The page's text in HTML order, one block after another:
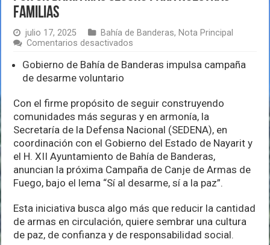
familias
julio 17, 2025 Bahía de Banderas, Nota Principal
Comentarios desactivados
un
para
nuestras
familias
Gobierno de Bahía de Banderas impulsa campaña
de desarme voluntario
Con el firme propósito de seguir construyendo
comunidades más seguras y en armonía, la
Secretaría de la Defensa Nacional (SEDENA), en
coordinación con el Gobierno del Estado de Nayarit y
el H. XII Ayuntamiento de Bahía de Banderas,
anuncian la próxima Campaña de Canje de Armas de
Fuego, bajo el lema “Sí al desarme, sí a la paz”.
Esta iniciativa busca algo más que reducir la cantidad
de armas en circulación, quiere sembrar una cultura
de paz, de confianza y de responsabilidad social.